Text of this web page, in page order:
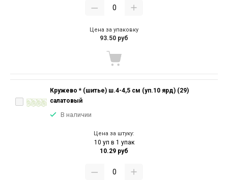
Цена за упаковку
93.50 руб
Кружево * (шитье) ш.4-4,5 см (уп.10 ярд) (29)
салатовый
В наличии
Цена за штуку:
10 уп в 1 упак
10.29 руб